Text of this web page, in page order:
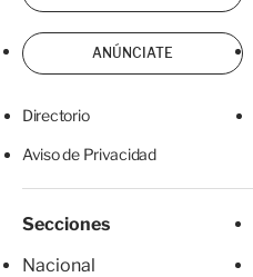
ANÚNCIATE
Directorio
Aviso de Privacidad
Secciones
Nacional